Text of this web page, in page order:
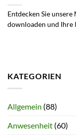
Entdecken Sie
downloaden und Ihre
KATEGORIEN
Allgemein (88)
Anwesenheit (60)